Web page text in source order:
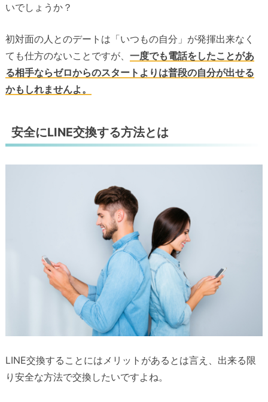
いでしょうか？
初対面の人とのデートは「いつもの自分」が発揮出来なく
ても仕方のないことですが、 一度でも電話をしたことがあ
る相手ならゼロからのスタートよりは普段の自分が出せる
かもしれませんよ。
安全にLINE交換する方法とは
LINE交換することにはメリットがあるとは言え、出来る限
り安全な方法で交換したいですよね。